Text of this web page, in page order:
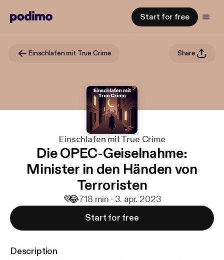
Start for free
Einschlafen mit True Crime Share
Einschlafen mit True Crime
Die OPEC-Geiselnahme:
Minister in den Händen von
Terroristen
💜😂718 min · 3. apr. 2023
Start for free
Description